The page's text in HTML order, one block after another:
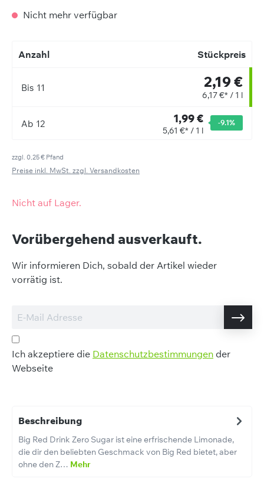
Nicht mehr verfügbar
Anzahl Stückpreis
Bis 11 2,19 €
6,17 €* / 1 l
Ab 12 1,99 €
5,61 €* / 1 l
-9.1%
zzgl. 0,25 € Pfand
Preise inkl. MwSt. zzgl. Versandkosten
Nicht auf Lager.
Vorübergehend ausverkauft.
Wir informieren Dich, sobald der Artikel wieder
vorrätig ist.
Ich akzeptiere die Datenschutzbestimmungen der
Webseite
Beschreibung
Big Red Drink Zero Sugar ist eine erfrischende Limonade,
die dir den beliebten Geschmack von Big Red bietet, aber
ohne den Z… Mehr